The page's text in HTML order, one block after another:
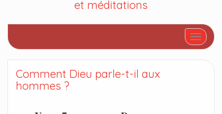
et méditations
Afficher/
Comment Dieu parle-t-il aux
hommes ?